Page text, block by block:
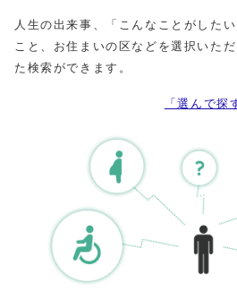
人生の出来事、「こんなことがした
こと、お住まいの区などを選択いた
た検索ができます。
「選んで探